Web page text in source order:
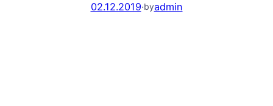
02.12.2019·byadmin